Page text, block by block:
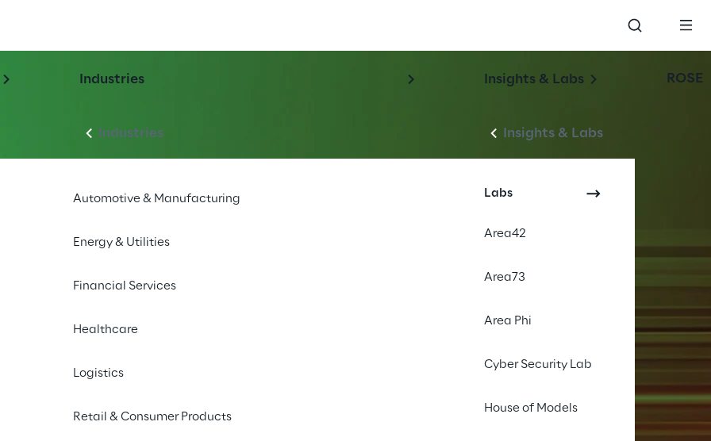
Industries
Industries
Automotive & Manufacturing
Energy & Utilities
Financial Services
Healthcare
Logistics
Retail & Consumer Products
Insights & Labs
Insights & Labs
Labs
Area42
Area73
Area Phi
Cyber Security Lab
House of Models
ROSE